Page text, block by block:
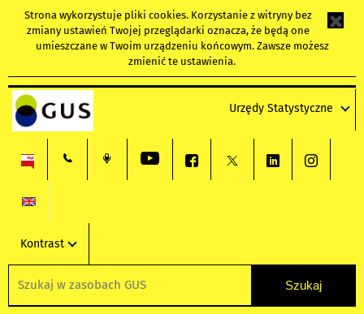
Strona wykorzystuje pliki cookies. Korzystanie z witryny bez
zmiany ustawień Twojej przeglądarki oznacza, że będą one
umieszczane w Twoim urządzeniu końcowym. Zawsze możesz
zmienić te ustawienia.
Urzędy Statystyczne
Kontrast